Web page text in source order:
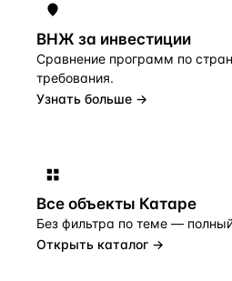
ВНЖ за инвестиции
Сравнение программ по
требования.
Узнать больше →
Все объекты Катаре
Без фильтра по теме —
Открыть каталог →